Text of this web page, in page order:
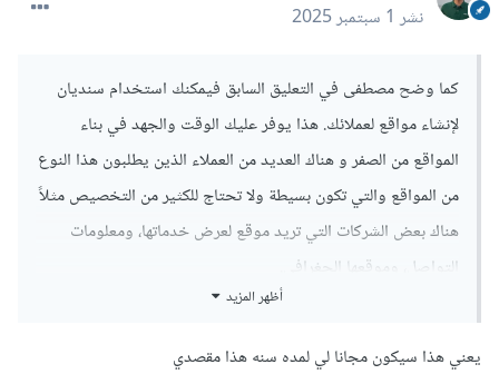
نشر1 سبتمبر 2025
كما وضح مصطفى في التعليق السابق فيمكنك استخدام سنديان
لإنشاء مواقع لعملائك. هذا يوفر عليك الوقت والجهد في بناء
المواقع من الصفر و هناك العديد من العملاء الذين يطلبون هذا النوع
من المواقع والتي تكون بسيطة ولا تحتاج للكثير من التخصيص مثلاً
هناك بعض الشركات التي تريد موقع لعرض خدماتها، ومعلومات
التواصل، وموقعها الجغرافي.
فسنديان تكون حلاً ممتازاً.
أظهر المزيد
يعني هذا سيكون مجانا لي لمده سنه هذا مقصدي